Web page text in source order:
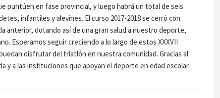
puntúen en fase provincial, y luego habrá un total de seis
infantiles y alevines. El curso 2017-2018 se cerró con
anterior, dotando así de una gran salud a nuestro deporte,
Esperamos seguir creciendo a lo largo de estos XXXVII
disfrutar del triatlón en nuestra comunidad. Gracias al
y a las instituciones que apoyan el deporte en edad escolar.